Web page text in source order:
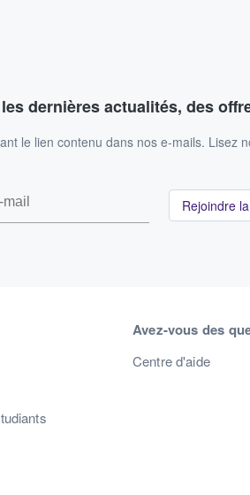
dernières actualités, des
le lien contenu dans nos e-mails. Lisez
Rejoindre
Avez-vous des
Centre d'aide